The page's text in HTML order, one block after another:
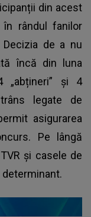
din acest
rândul fanilor
Decizia de a nu
încă din luna
„abțineri” și 4
legate de
asigurarea
Pe lângă
și casele de